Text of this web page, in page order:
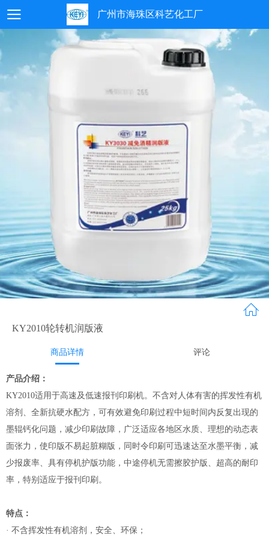
广州市海珠区科艺化工厂
KY2010轮转机润版液
商品详情 评论
产品介绍：
KY2010适用于高速及低速报刊印刷机。不含对人体有害的挥发性有机
溶剂、全新抗硬水配方，可有效避免印刷过程中短时间内反复出现的
墨辊钙化问题，减少印刷故障，广泛适应各地区水质、理想的动态表
面张力，使印版不易起脏糊版，同时令印刷可迅速达至水墨平衡，减
少报废率、具有停机护版功能，中途停机无需擦胶护版、超高的耐印
率，特别适应于报刊印刷。
特点：
· 不含挥发性有机溶剂，安全、环保；